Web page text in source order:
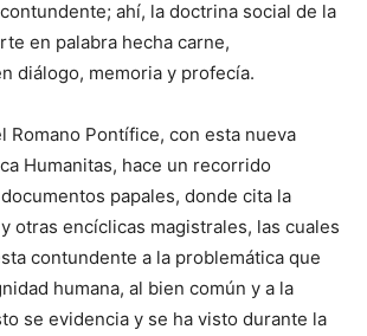
ahí, la doctrina social de la
en palabra hecha carne,
diálogo, memoria y profecía.
Romano Pontífice, con esta nueva
Humanitas, hace un recorrido
papales, donde cita la
otras encíclicas magistrales, las cuales
contundente a la problemática que
humana, al bien común y a la
se evidencia y se ha visto durante la